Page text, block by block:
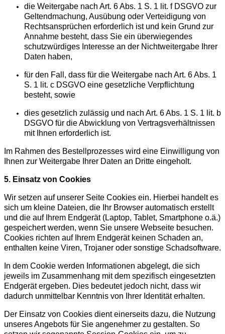
die Weitergabe nach Art. 6 Abs. 1 S. 1 lit. f DSGVO zur
Geltendmachung, Ausübung oder Verteidigung von
Rechtsansprüchen erforderlich ist und kein Grund zur
Annahme besteht, dass Sie ein überwiegendes
schutzwürdiges Interesse an der Nichtweitergabe Ihrer
Daten haben,
für den Fall, dass für die Weitergabe nach Art. 6 Abs. 1
S. 1 lit. c DSGVO eine gesetzliche Verpflichtung
besteht, sowie
dies gesetzlich zulässig und nach Art. 6 Abs. 1 S. 1 lit. b
DSGVO für die Abwicklung von Vertragsverhältnissen
mit Ihnen erforderlich ist.
Im Rahmen des Bestellprozesses wird eine Einwilligung von
Ihnen zur Weitergabe Ihrer Daten an Dritte eingeholt.
5. Einsatz von Cookies
Wir setzen auf unserer Seite Cookies ein. Hierbei handelt es
sich um kleine Dateien, die Ihr Browser automatisch erstellt
und die auf Ihrem Endgerät (Laptop, Tablet, Smartphone o.ä.)
gespeichert werden, wenn Sie unsere Webseite besuchen.
Cookies richten auf Ihrem Endgerät keinen Schaden an,
enthalten keine Viren, Trojaner oder sonstige Schadsoftware.
In dem Cookie werden Informationen abgelegt, die sich
jeweils im Zusammenhang mit dem spezifisch eingesetzten
Endgerät ergeben. Dies bedeutet jedoch nicht, dass wir
dadurch unmittelbar Kenntnis von Ihrer Identität erhalten.
Der Einsatz von Cookies dient einerseits dazu, die Nutzung
unseres Angebots für Sie angenehmer zu gestalten. So